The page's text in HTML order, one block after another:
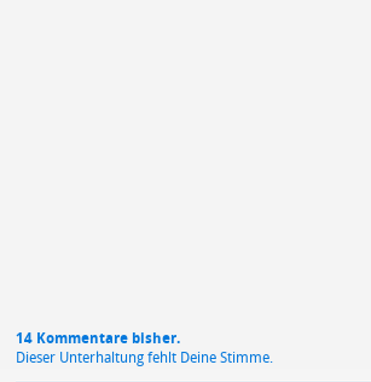
14 Kommentare bisher.
Dieser Unterhaltung fehlt Deine Stimme.